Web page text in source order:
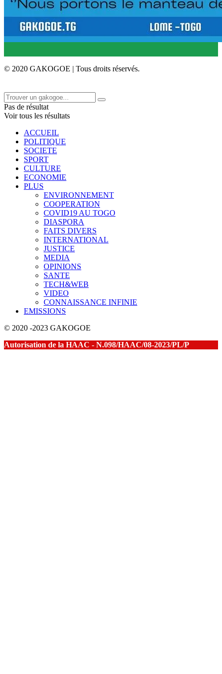
© 2020 GAKOGOE | Tous droits réservés.
Pas de résultat
Voir tous les résultats
ACCUEIL
POLITIQUE
SOCIETE
SPORT
CULTURE
ECONOMIE
PLUS
ENVIRONNEMENT
COOPERATION
COVID19 AU TOGO
DIASPORA
FAITS DIVERS
INTERNATIONAL
JUSTICE
MEDIA
OPINIONS
SANTE
TECH&WEB
VIDEO
CONNAISSANCE INFINIE
EMISSIONS
© 2020 -2023 GAKOGOE
Autorisation de la HAAC - N.098/HAAC/08-2023/PL/P